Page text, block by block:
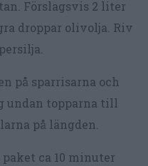
Förslagsvis 2 liter
droppar olivolja. Riv
på sparrisarna och
undan topparna till
på längden.
ca 10 minuter